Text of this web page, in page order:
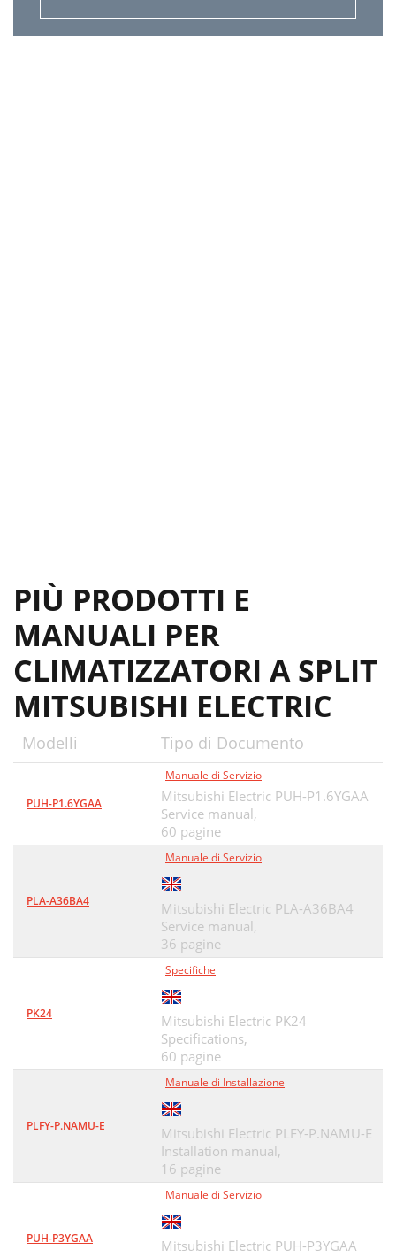
PIÙ PRODOTTI E
MANUALI PER
CLIMATIZZATORI A SPLIT
MITSUBISHI ELECTRIC
Modelli Tipo di Documento
PUH-P1.6YGAA
Manuale di Servizio
Mitsubishi Electric PUH-P1.6YGAA
Service manual,
60 pagine
PLA-A36BA4
Manuale di Servizio
Mitsubishi Electric PLA-A36BA4
Service manual,
36 pagine
PK24
Specifiche
Mitsubishi Electric PK24
Specifications,
60 pagine
PLFY-P.NAMU-E
Manuale di Installazione
Mitsubishi Electric PLFY-P.NAMU-E
Installation manual,
16 pagine
PUH-P3YGAA
Manuale di Servizio
Mitsubishi Electric PUH-P3YGAA